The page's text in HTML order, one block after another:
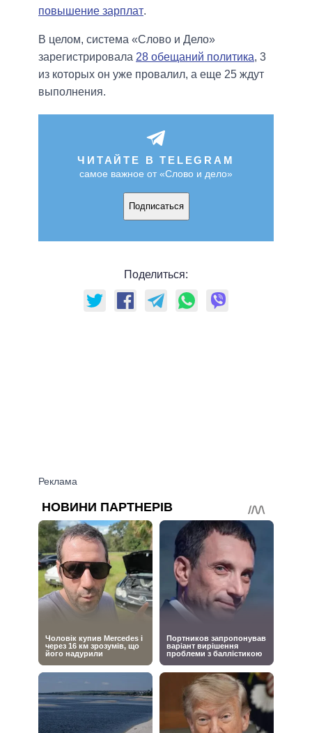
повышение зарплат.
В целом, система «Слово и Дело»
зарегистрировала 28 обещаний политика, 3
из которых он уже провалил, а еще 25 ждут
выполнения.
ЧИТАЙТЕ В TELEGRAM
самое важное от «Слово и дело»
Подписаться
Поделиться: